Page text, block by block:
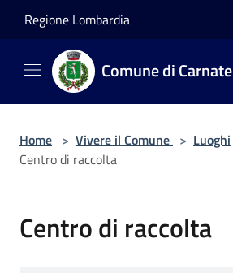
Regione Lombardia
Comune di Carnate
Home > Vivere il Comune > Luoghi
Centro di raccolta
Centro di raccolta